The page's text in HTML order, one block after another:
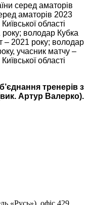
серед аматорів
аматорів 2023
області
володар Кубка
– 2021 року; володар
учасник матчу –
області
тренерів з
Артур Валерко).
«Русь»), офіс 429